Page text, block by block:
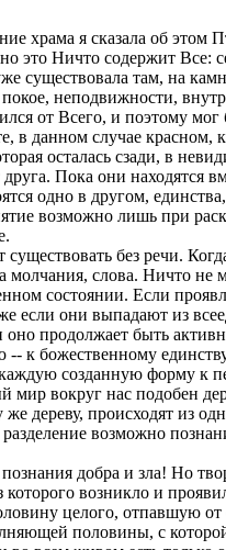
храма я сказала об
это Ничто содержит Все:
существовала там, на
неподвижности,
от Всего, и поэтому
в данном случае красном,
осталась сзади, в
друга. Пока они находятся
одно в другом,
возможно лишь при
без речи.
молчания, слова. Ничто
состоянии. Если
если они выпадают из
оно продолжает быть
-- к божественному
созданную форму к
мир вокруг нас подобен
дереву, происходят из
возможно
познания добра и зла! Но
возникло и
целого, отпавшую
половины, с